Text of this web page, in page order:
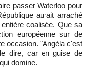
passer Waterloo pour
aurait arraché
coalisée. Que sa
européenne sur de
occasion. "Angéla c'est
dire, car en guise de
domine.